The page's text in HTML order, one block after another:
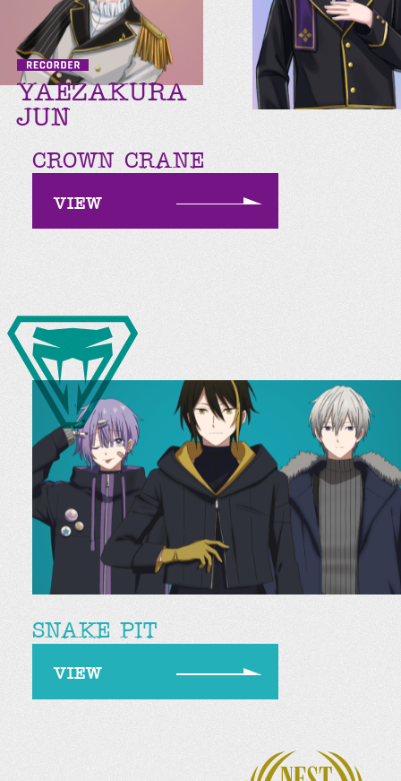
YAEZAKURA
JUN
CROWN CRANE
VIEW
SNAKE PIT
VIEW